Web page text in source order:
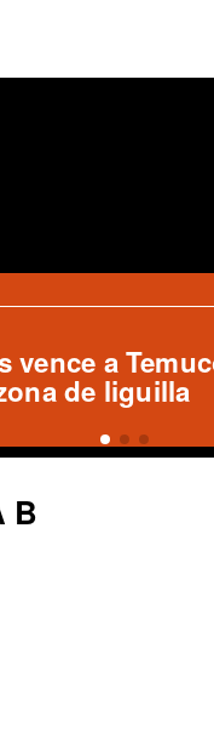
remonta y
partido de
B